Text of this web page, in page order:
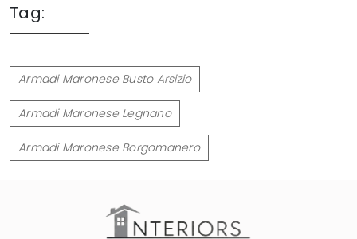
Tag:
Armadi Maronese Busto Arsizio
Armadi Maronese Legnano
Armadi Maronese Borgomanero